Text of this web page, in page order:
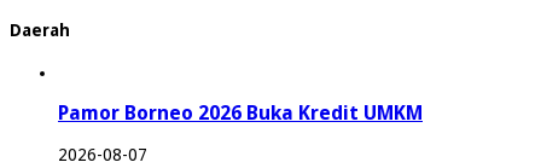
Daerah
Pamor Borneo 2026 Buka Kredit UMKM
2026-08-07